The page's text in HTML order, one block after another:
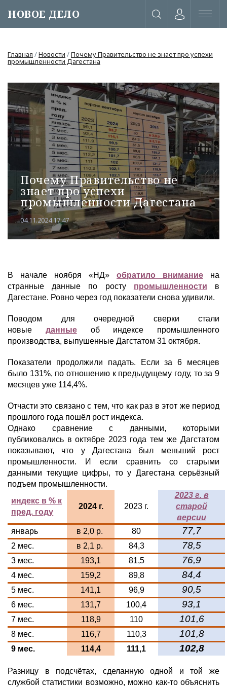
НОВОЕ ДЕЛО
или через соц. сети
Главная /Новости /Почему Правительство не знает про успехи
промышленности Дагестана
Почему Правительство не
знает про успехи
промышленности Дагестана
04.11.2024 17:47
В начале ноября «НД» обратило внимание на
странные данные по росту промышленности в
Дагестане. Ровно через год показатели снова удивили.
Поводом для очередной сверки стали
новые данныеоб индексе промышленного
производства, выпушенные Дагстатом 31 октября.
Показатели продолжили падать. Если за 6 месяцев
было 131%, по отношению к предыдущему году, то за 9
месяцев уже 114,4%.
Отчасти это связано с тем, что как раз в этот же период
прошлого года пошёл рост индекса.
Однако сравнение с данными, которыми
публиковались в октябре 2023 года тем же Дагстатом
показывают, что у Дагестана был меньший рост
промышленности. И если сравнить со старыми
данными текущие цифры, то у Дагестана серьёзный
подъем промышленности.
индекс в % к
пред. году
2024 г. 2023 г.
2023 г. в
старой
версии
январь
в 2,0 р. 80 77,7
2 мес. в 2,1 р. 84,3 78,5
3 мес. 193,1 81,5 76,9
4 мес. 159,2 89,8 84,4
5 мес. 141,1 96,9 90,5
6 мес. 131,7 100,4 93,1
7 мес. 118,9 110 101,6
8 мес. 116,7 110,3 101,8
9 мес. 114,4 111,1 102,8
Разницу в подсчётах, сделанную одной и той же
службой статистики возможно, можно как-то объяснить